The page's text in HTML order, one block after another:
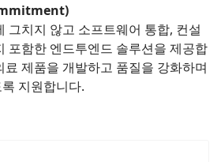
그치지 않고 소프트웨어 통합, 컨설
포함한 엔드투엔드 솔루션을 제공합
제품을 개발하고 품질을 강화하며
지원합니다.